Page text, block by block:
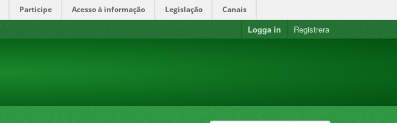
Participe Acesso à informação Legislação Canais
Logga in Registrera